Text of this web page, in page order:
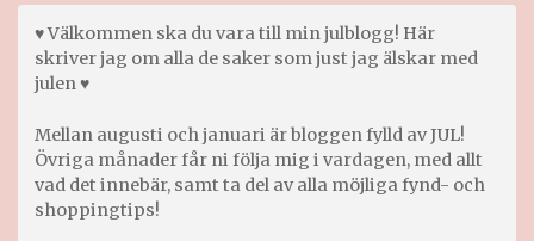
♥ Välkommen ska du vara till min julblogg! Här
skriver jag om alla de saker som just jag älskar med
julen ♥
Mellan augusti och januari är bloggen fylld av JUL!
Övriga månader får ni följa mig i vardagen, med allt
vad det innebär, samt ta del av alla möjliga fynd- och
shoppingtips!